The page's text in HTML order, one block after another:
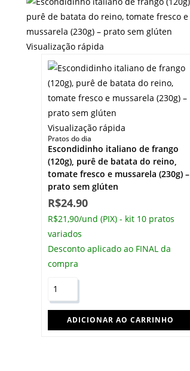
Visualização rápida
Visualização rápida
Pratos do dia
Escondidinho italiano de frango
(120g), purê de batata do reino,
tomate fresco e mussarela (230g) –
prato sem glúten
R$24.90
R$21,90/und (PIX) - kit 10 pratos
variados
Desconto aplicado ao FINAL da
compra
ADICIONAR AO CARRINHO